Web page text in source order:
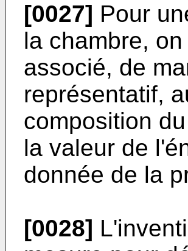
[0027] Pour
la chambre,
associé, de
représentatif,
composition
la valeur de
donnée de la
[0028]